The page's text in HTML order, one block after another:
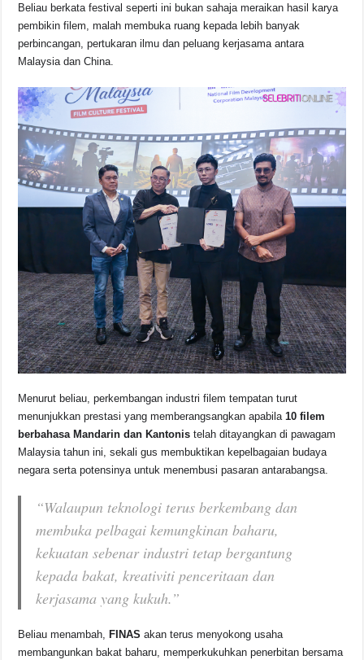
Beliau berkata festival seperti ini bukan sahaja meraikan hasil karya
pembikin filem, malah membuka ruang kepada lebih banyak
perbincangan, pertukaran ilmu dan peluang kerjasama antara
Malaysia dan China.
Menurut beliau, perkembangan industri filem tempatan turut
menunjukkan prestasi yang memberangsangkan apabila10 filem
berbahasa Mandarin dan Kantonis telah ditayangkan di pawagam
Malaysia tahun ini, sekali gus membuktikan kepelbagaian budaya
negara serta potensinya untuk menembusi pasaran antarabangsa.
“Walaupun teknologi terus berkembang dan
membuka pelbagai kemungkinan baharu,
kekuatan sebenar industri tetap bergantung
kepada bakat, kreativiti penceritaan dan
kerjasama yang kukuh.”
Beliau menambah, FINAS akan terus menyokong usaha
membangunkan bakat baharu, memperkukuhkan penerbitan bersama